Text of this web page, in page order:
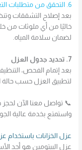
6. التحقق من متطلبات التعقيم
بعد إصلاح التشققات
خاليًا من أي ملوثات من
لضمان سلامة المياه.
7. تحديد جدول العزل
بعد إتمام الفحص،
لتطبيق العزل حسب
📞 تواصل معنا الآن
واستمتع بخدمة عالية
عزل الخزانات باستخدام
عزل البيتومين هو أحد